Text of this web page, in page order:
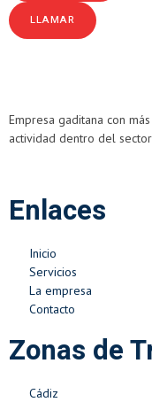
LLAMAR
Empresa gaditana con
actividad dentro del
Enlaces
Inicio
Servicios
La empresa
Contacto
Zonas de
Cádiz